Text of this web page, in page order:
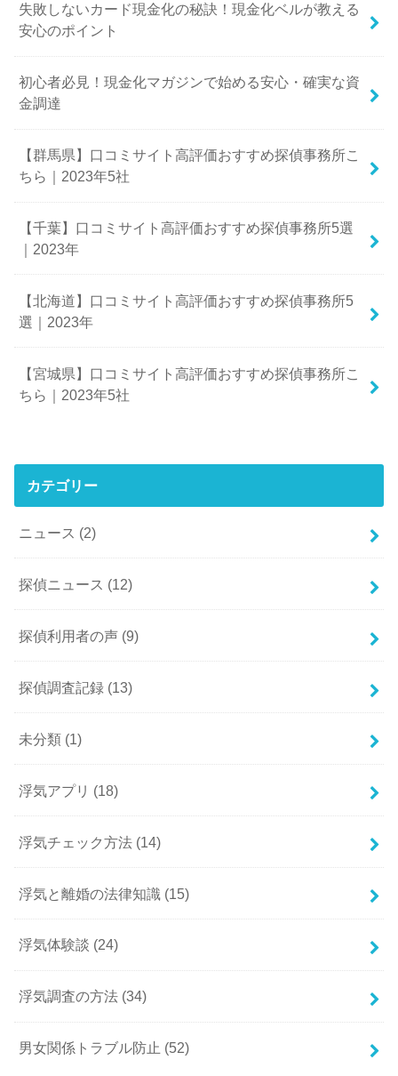
失敗しないカード現金化の秘訣！現金化ベルが教える
安心のポイント
初心者必見！現金化マガジンで始める安心・確実な資
金調達
【群馬県】口コミサイト高評価おすすめ探偵事務所こ
ちら｜2023年5社
【千葉】口コミサイト高評価おすすめ探偵事務所5選
｜2023年
【北海道】口コミサイト高評価おすすめ探偵事務所5
選｜2023年
【宮城県】口コミサイト高評価おすすめ探偵事務所こ
ちら｜2023年5社
カテゴリー
ニュース (2)
探偵ニュース (12)
探偵利用者の声 (9)
探偵調査記録 (13)
未分類 (1)
浮気アプリ (18)
浮気チェック方法 (14)
浮気と離婚の法律知識 (15)
浮気体験談 (24)
浮気調査の方法 (34)
男女関係トラブル防止 (52)